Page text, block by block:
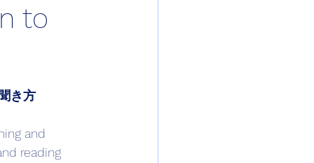
to
き方
and
reading